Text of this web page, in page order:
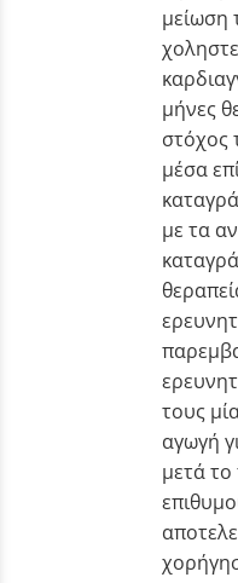
μείωση
μήνες
στόχος
μέσα
με τα
τους
αγωγή
μετά